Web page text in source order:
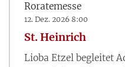
Roratemesse
12. Dez. 2026 8:00
St. Heinrich
Lioba Etzel begleitet